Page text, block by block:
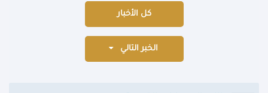
كل الأخبار
الخبر التالي